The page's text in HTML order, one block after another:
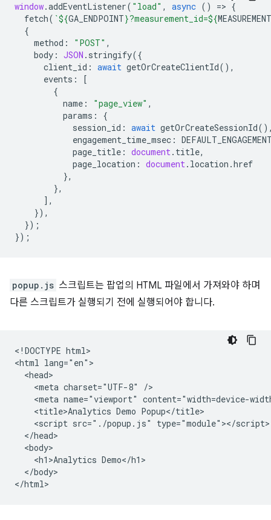
window.addEventListener( "load" , async () => {
fetch( `${GA_ENDPOINT}?measurement_id=${
{
method : "POST" ,
body : JSON . stringify({
client_id : await getOrCreateClientId(),
events :
[
{
name : "page_view" ,
params :
{
session_id : await getOrCreateSessionId
engagement_time_msec :
page_title : document. title,
page_location : document. location .href
},
},
],
}),
});
});
popup.js 스크립트는 팝업의 HTML 파일에서 가져와야 하며
다른 스크립트가 실행되기 전에 실행되어야 합니다.
<!DOCTYPE html>
<html lang="en">
  <head>
    <meta charset="UTF-8" />
<meta name="viewport" content="width=device-
    <title>Analytics Demo Popup</title>
    <script src="./popup.js" type="module"></script>
  </head>
  <body>
    <h1>Analytics Demo</h1>
  </body>